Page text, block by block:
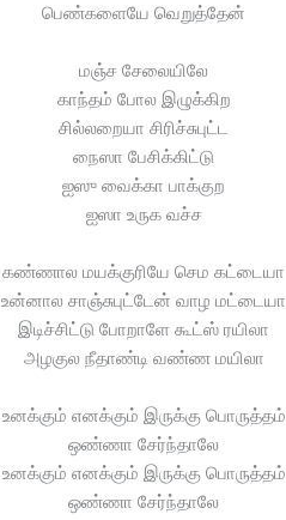
பெண்களையே வெறுத்தேன்
மஞ்ச சேலையிலே
காந்தம் போல இழுக்கிற
சில்லறையா சிரிச்சுபுட்ட
நைஸா பேசிக்கிட்டு
ஐஸு வைக்கா பாக்குற
ஐஸா உருக வச்ச
கண்ணால மயக்குரியே செம கட்டையா
உன்னால சாஞ்சுபுட்டேன் வாழ மட்டையா
இடிச்சிட்டு போறாளே கூட்ஸ் ரயிலா
அழகுல நீதாண்டி வண்ண மயிலா
உனக்கும் எனக்கும் இருக்கு பொருத்தம்
ஒண்ணா சேர்ந்தாலே
உனக்கும் எனக்கும் இருக்கு பொருத்தம்
ஒண்ணா சேர்ந்தாலே